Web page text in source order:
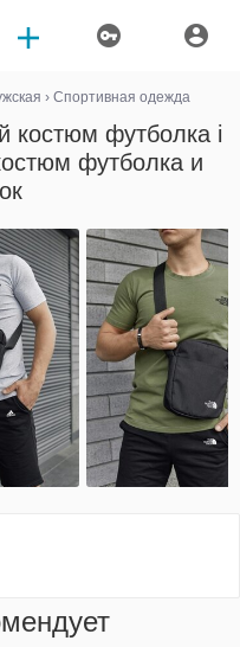
› Спортивная одежда
костюм футболка і
футболка и